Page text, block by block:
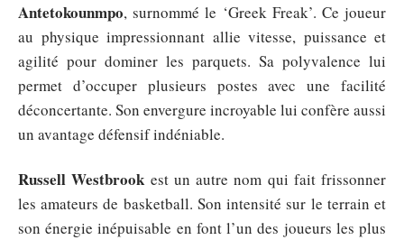
Antetokounmpo, surnommé le ‘Greek Freak’. Ce joueur
au physique impressionnant allie vitesse, puissance et
agilité pour dominer les parquets. Sa polyvalence lui
permet d’occuper plusieurs postes avec une facilité
déconcertante. Son envergure incroyable lui confère aussi
un avantage défensif indéniable.
Russell Westbrook est un autre nom qui fait frissonner
les amateurs de basketball. Son intensité sur le terrain et
son énergie inépuisable en font l’un des joueurs les plus